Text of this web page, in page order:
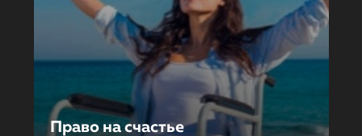
Право на счастье